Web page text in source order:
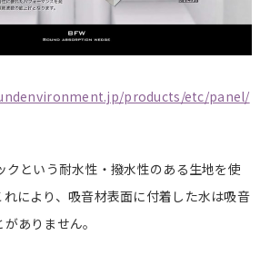
products/etc/panel/
クという耐水性・撥水性のある生地を使
により、吸音材表面に付着した水は吸音
ありません。